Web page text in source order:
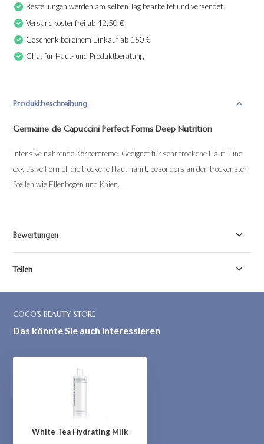
Bestellungen werden am selben Tag bearbeitet und versendet.
Versandkostenfrei ab 42,50 €
Geschenk bei einem Einkauf ab 150 €
Chat für Haut- und Produktberatung
Produktbeschreibung
Germaine de Capuccini Perfect Forms Deep Nutrition
Intensive nährende Körpercreme. Geeignet für sehr trockene Haut. Eine
exklusive Formel, die trockene Haut nährt, besonders an den trockensten
Stellen wie Ellenbogen und Knien.
Bewertungen
Teilen
COCO'S BEAUTY STORE
Das könnte Sie auch interessieren
White Tea Hydrating Milk